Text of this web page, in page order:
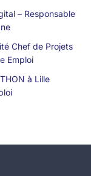
– Responsable
Chef de Projets
Emploi
à Lille